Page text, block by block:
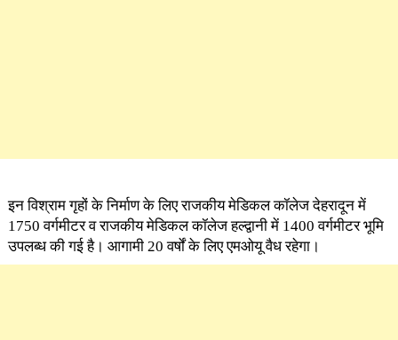
इन विश्राम गृहों के निर्माण के लिए राजकीय मेडिकल कॉलेज देहरादून में
1750 वर्गमीटर व राजकीय मेडिकल कॉलेज हल्द्वानी में 1400 वर्गमीटर भूमि
उपलब्ध की गई है। आगामी 20 वर्षों के लिए एमओयू वैध रहेगा।